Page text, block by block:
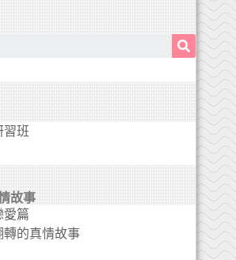
習班
故事
愛篇
轉的真情故事